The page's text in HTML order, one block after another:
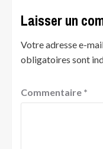
Laisser un
Votre adresse e-
obligatoires sont
Commentaire *